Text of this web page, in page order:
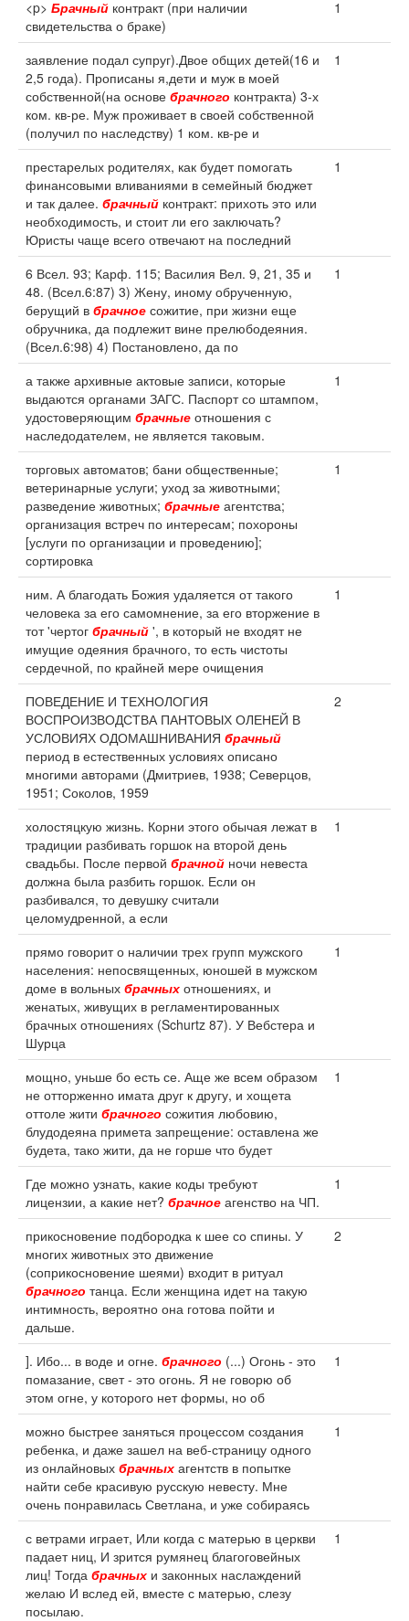
<p> Брачный контракт (при наличии
свидетельства о браке)
1
заявление подал супруг).Двое общих детей(16 и
2,5 года). Прописаны я,дети и муж в моей
собственной(на основе брачного контракта) 3-х
ком. кв-ре. Муж проживает в своей собственной
(получил по наследству) 1 ком. кв-ре и
1
престарелых родителях, как будет помогать
финансовыми вливаниями в семейный бюджет
и так далее. брачный контракт: прихоть это или
необходимость, и стоит ли его заключать?
Юристы чаще всего отвечают на последний
1
6 Всел. 93; Карф. 115; Василия Вел. 9, 21, 35 и
48. (Всел.6:87) 3) Жену, иному обрученную,
берущий в брачное сожитие, при жизни еще
обручника, да подлежит вине прелюбодеяния.
(Всел.6:98) 4) Постановлено, да по
1
а также архивные актовые записи, которые
выдаются органами ЗАГС. Паспорт со штампом,
удостоверяющим брачные отношения с
наследодателем, не является таковым.
1
торговых автоматов; бани общественные;
ветеринарные услуги; уход за животными;
разведение животных; брачные агентства;
организация встреч по интересам; похороны
[услуги по организации и проведению];
сортировка
1
ним. А благодать Божия удаляется от такого
человека за его самомнение, за его вторжение в
тот 'чертог брачный ', в который не входят не
имущие одеяния брачного, то есть чистоты
сердечной, по крайней мере очищения
1
ПОВЕДЕНИЕ И ТЕХНОЛОГИЯ
ВОСПРОИЗВОДСТВА ПАНТОВЫХ ОЛЕНЕЙ В
УСЛОВИЯХ ОДОМАШНИВАНИЯ брачный
период в естественных условиях описано
многими авторами (Дмитриев, 1938; Северцов,
1951; Соколов, 1959
2
холостяцкую жизнь. Корни этого обычая лежат в
традиции разбивать горшок на второй день
свадьбы. После первой брачной ночи невеста
должна была разбить горшок. Если он
разбивался, то девушку считали
целомудренной, а если
1
прямо говорит о наличии трех групп мужского
населения: непосвященных, юношей в мужском
доме в вольных брачных отношениях, и
женатых, живущих в регламентированных
брачных отношениях (Schurtz 87). У Вебстера и
Шурца
1
мощно, уньше бо есть се. Аще же всем образом
не отторженно имата друг к другу, и хощета
оттоле жити брачного сожития любовию,
блудодеяна примета запрещение: оставлена же
будета, тако жити, да не горше что будет
1
Где можно узнать, какие коды требуют
лицензии, а какие нет? брачное агенство на ЧП.
1
прикосновение подбородка к шее со спины. У
многих животных это движение
(соприкосновение шеями) входит в ритуал
брачного танца. Если женщина идет на такую
интимность, вероятно она готова пойти и
дальше.
2
]. Ибо... в воде и огне. брачного (...) Огонь - это
помазание, свет - это огонь. Я не говорю об
этом огне, у которого нет формы, но об
1
можно быстрее заняться процессом создания
ребенка, и даже зашел на веб-страницу одного
из онлайновых брачных агентств в попытке
найти себе красивую русскую невесту. Мне
очень понравилась Светлана, и уже собираясь
1
с ветрами играет, Или когда с матерью в церкви
падает ниц, И зрится румянец благоговейных
лиц! Тогда брачных и законных наслаждений
желаю И вслед ей, вместе с матерью, слезу
посылаю.
1